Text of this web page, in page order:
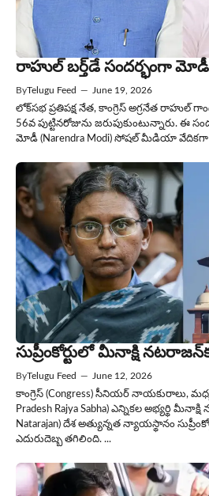
రాహుల్ బర్త్‌డే సందర్భంగా మోడీ
ByTelugu Feed — June 19, 2026
లోక్‌సభ ప్రతిపక్ష నేత, కాంగ్రెస్ అగ్రనేత రాహుల్
56వ పుట్టినరోజును జరుపుకుంటున్నారు. ఈ
మోడీ (Narendra Modi) సోషల్ మీడియా వేదికగా
సుప్రీంకోర్టులో మీనాక్షి
ByTelugu Feed — June 12, 2026
కాంగ్రెస్ (Congress) సీనియర్ నాయకురాలు,
Pradesh Rajya Sabha) ఎన్నికల అభ్యర్థి
Natarajan) దేశ అత్యున్నత న్యాయస్థానం
ఎదురుదెబ్బ తగిలింది. ...